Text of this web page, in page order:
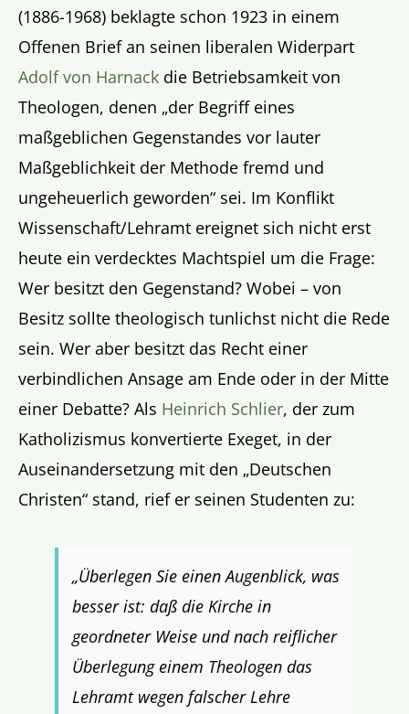
(1886-1968) beklagte schon 1923 in einem
Offenen Brief an seinen liberalen Widerpart
Adolf von Harnack die Betriebsamkeit von
Theologen, denen „der Begriff eines
maßgeblichen Gegenstandes vor lauter
Maßgeblichkeit der Methode fremd und
ungeheuerlich geworden“ sei. Im Konflikt
Wissenschaft/Lehramt ereignet sich nicht erst
heute ein verdecktes Machtspiel um die Frage:
Wer besitzt den Gegenstand? Wobei – von
Besitz sollte theologisch tunlichst nicht die Rede
sein. Wer aber besitzt das Recht einer
verbindlichen Ansage am Ende oder in der Mitte
einer Debatte? Als Heinrich Schlier, der zum
Katholizismus konvertierte Exeget, in der
Auseinandersetzung mit den „Deutschen
Christen“ stand, rief er seinen Studenten zu:
„Überlegen Sie einen Augenblick, was
besser ist: daß die Kirche in
geordneter Weise und nach reiflicher
Überlegung einem Theologen das
Lehramt wegen falscher Lehre